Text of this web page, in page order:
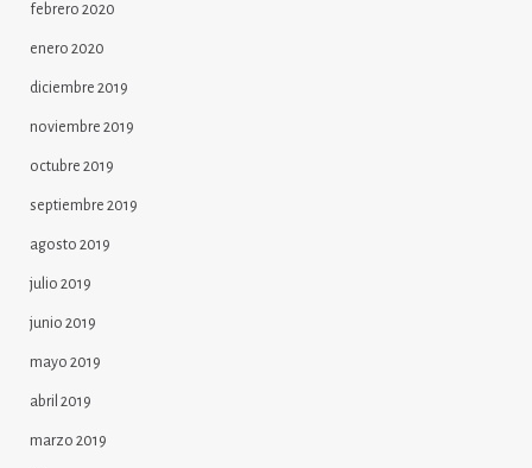
febrero 2020
enero 2020
diciembre 2019
noviembre 2019
octubre 2019
septiembre 2019
agosto 2019
julio 2019
junio 2019
mayo 2019
abril 2019
marzo 2019